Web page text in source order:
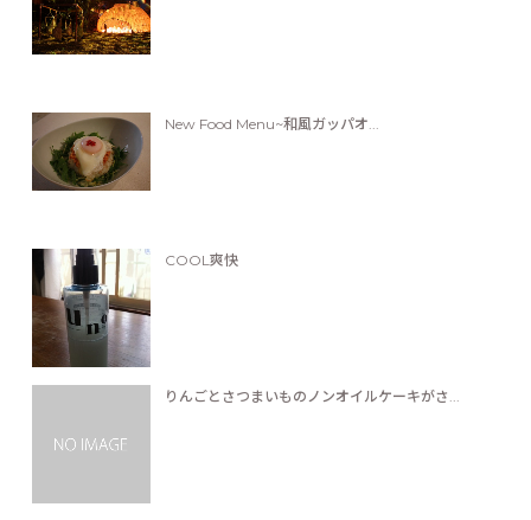
New Food Menu~和風ガッパオ...
COOL爽快
りんごとさつまいものノンオイルケーキがさ...